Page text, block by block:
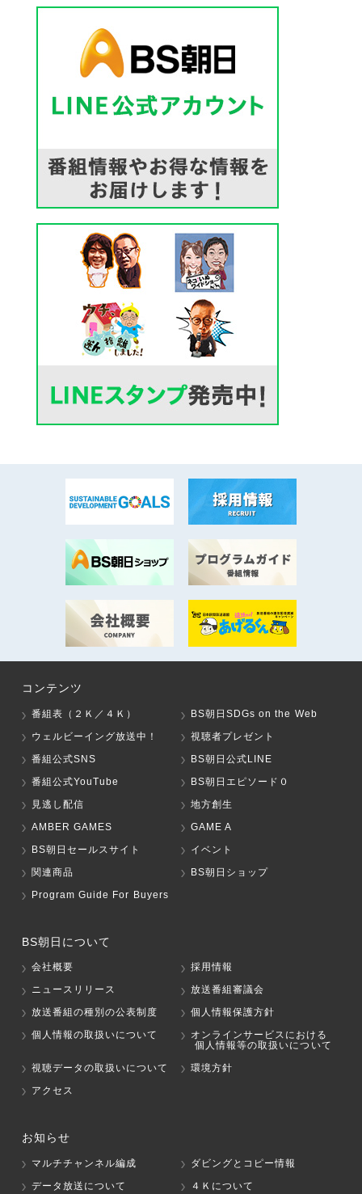
コンテンツ
番組表（２Ｋ／４Ｋ）
BS朝日SDGs on the Web
ウェルビーイング放送中！
視聴者プレゼント
番組公式SNS
BS朝日公式LINE
番組公式YouTube
BS朝日エピソード０
見逃し配信
地方創生
AMBER GAMES
GAME A
BS朝日セールスサイト
イベント
関連商品
BS朝日ショップ
Program Guide For Buyers
BS朝日について
会社概要
採用情報
ニュースリリース
放送番組審議会
放送番組の種別の公表制度
個人情報保護方針
個人情報の取扱いについて
オンラインサービスにおける
個人情報等の取扱いについて
視聴データの取扱いについて
環境方針
アクセス
お知らせ
マルチチャンネル編成
ダビングとコピー情報
データ放送について
４Ｋについて